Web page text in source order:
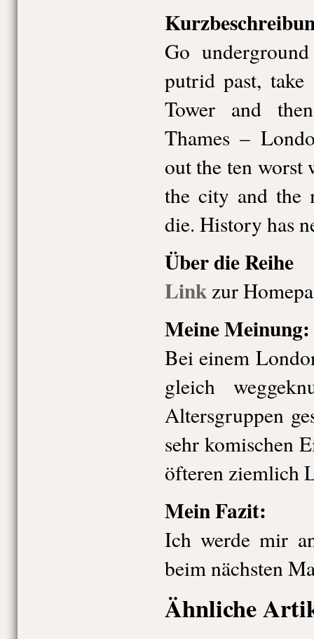
Go
putrid past,
Tower and
Thames –
out the ten worst
the city and the
die. History has
Über die Reihe
Linkzur
Meine Meinung:
Bei einem
gleich
Altersgruppen
sehr komischen
öfteren ziemlich
Mein Fazit:
Ich werde mir
beim nächsten
Ähnliche